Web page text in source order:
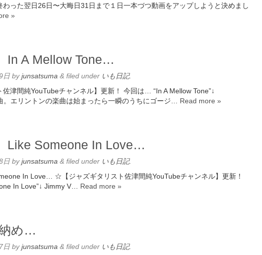
わった翌日26日〜大晦日31日まで１日一本づつ動画をアップしようと決めまし
»
In A Mellow Tone…
日 byjunsatsuma & filed under いも日記.
津間純YouTubeチャンネル】更新！ 今回は… “In A Mellow Tone”↓
。エリントンの楽曲は始まったら一瞬のうちにゴージ… Read more »
Like Someone In Love…
日 byjunsatsuma & filed under いも日記.
In Love… ☆【ジャズギタリスト佐津間純YouTubeチャンネル】更新！
In Love”↓ Jimmy V… Read more »
め…
日 byjunsatsuma & filed under いも日記.